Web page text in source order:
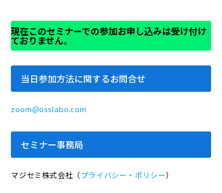
現在このセミナーでの参加お申し込みは受け付け
ておりません。
当日参加方法に関するお問合せ
zoom@osslabo.com
セミナー事務局
マジセミ株式会社（プライバシー・ポリシー）